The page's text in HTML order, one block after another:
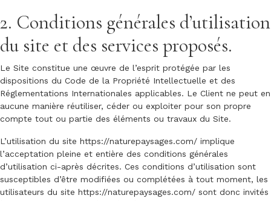
2. Conditions générales d’utilisation
du site et des services proposés.
Le Site constitue une œuvre de l’esprit protégée par les
dispositions du Code de la Propriété Intellectuelle et des
Réglementations Internationales applicables. Le Client ne peut en
aucune manière réutiliser, céder ou exploiter pour son propre
compte tout ou partie des éléments ou travaux du Site.
L’utilisation du site https://naturepaysages.com/ implique
l’acceptation pleine et entière des conditions générales
d’utilisation ci-après décrites. Ces conditions d’utilisation sont
susceptibles d’être modifiées ou complétées à tout moment, les
utilisateurs du site https://naturepaysages.com/ sont donc invités